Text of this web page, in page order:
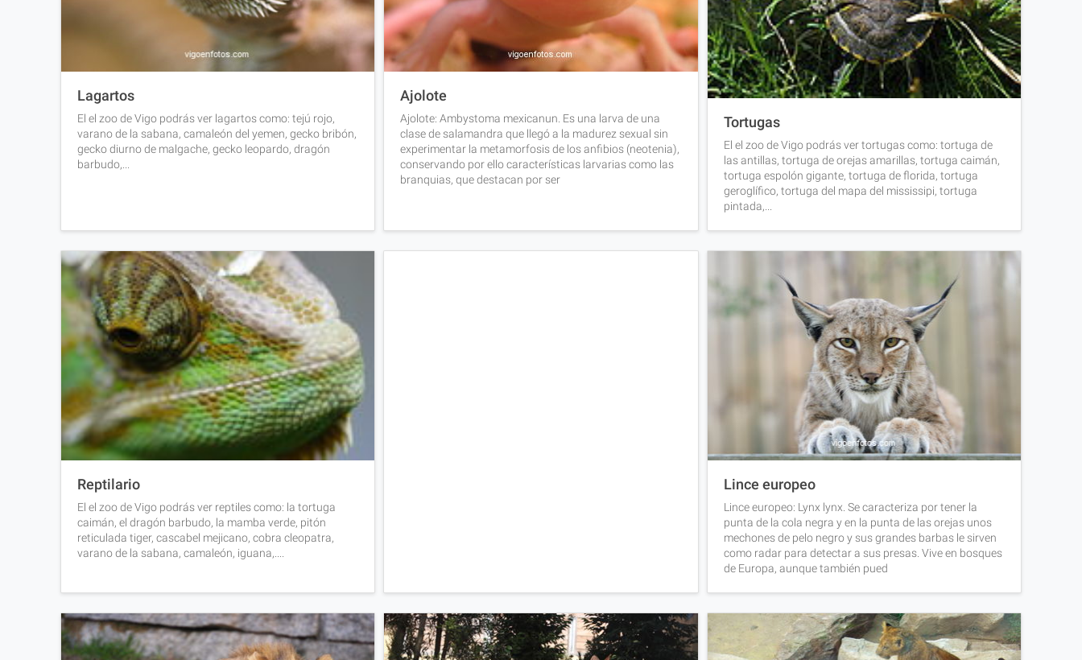
Lagartos
El el zoo de Vigo podrás ver lagartos como: tejú rojo,
varano de la sabana, camaleón del yemen, gecko bribón,
gecko diurno de malgache, gecko leopardo, dragón
barbudo,...
Ajolote
Ajolote: Ambystoma mexicanun. Es una larva de una
clase de salamandra que llegó a la madurez sexual sin
experimentar la metamorfosis de los anfibios (neotenia),
conservando por ello características larvarias como las
branquias, que destacan por ser
Tortugas
El el zoo de Vigo podrás ver tortugas como: tortuga de
las antillas, tortuga de orejas amarillas, tortuga caimán,
tortuga espolón gigante, tortuga de florida, tortuga
geroglífico, tortuga del mapa del mississipi, tortuga
pintada,...
Reptilario
El el zoo de Vigo podrás ver reptiles como: la tortuga
caimán, el dragón barbudo, la mamba verde, pitón
reticulada tiger, cascabel mejicano, cobra cleopatra,
varano de la sabana, camaleón, iguana,....
Lince europeo
Lince europeo: Lynx lynx. Se caracteriza por tener la
punta de la cola negra y en la punta de las orejas unos
mechones de pelo negro y sus grandes barbas le sirven
como radar para detectar a sus presas. Vive en bosques
de Europa, aunque también pued